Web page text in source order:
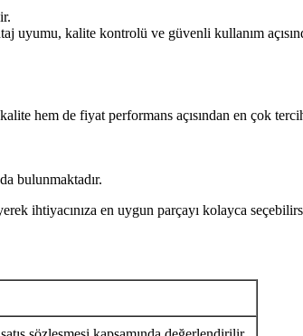
kalite kontrolü ve güvenli kullanım
hem de fiyat performans açısından en çok
bulunmaktadır.
ihtiyacınıza en uygun parçayı kolayca